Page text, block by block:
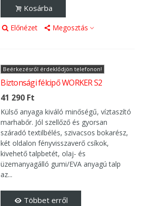
Kosárba
Előnézet Megosztás
Beérkezésről érdeklődjön telefonon!
Biztonsági félcipő WORKER S2
41 290 Ft
Külső anyaga kiváló minőségű, víztaszító
marhabőr. Jól szellőző és gyorsan
száradó textilbélés, szivacsos bokarész,
két oldalon fényvisszaverő csíkok,
kivehető talpbetét, olaj- és
üzemanyagálló gumi/EVA anyagú talp
az...
Többet erről